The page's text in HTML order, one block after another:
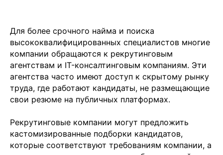
Для более срочного найма и поиска
высококвалифицированных специалистов многие
компании обращаются к рекрутинговым
агентствам и IT-консалтинговым компаниям. Эти
агентства часто имеют доступ к скрытому рынку
труда, где работают кандидаты, не размещающие
свои резюме на публичных платформах.
Рекрутинговые компании могут предложить
кастомизированные подборки кандидатов,
которые соответствуют требованиям компании, а
Отправить заявку